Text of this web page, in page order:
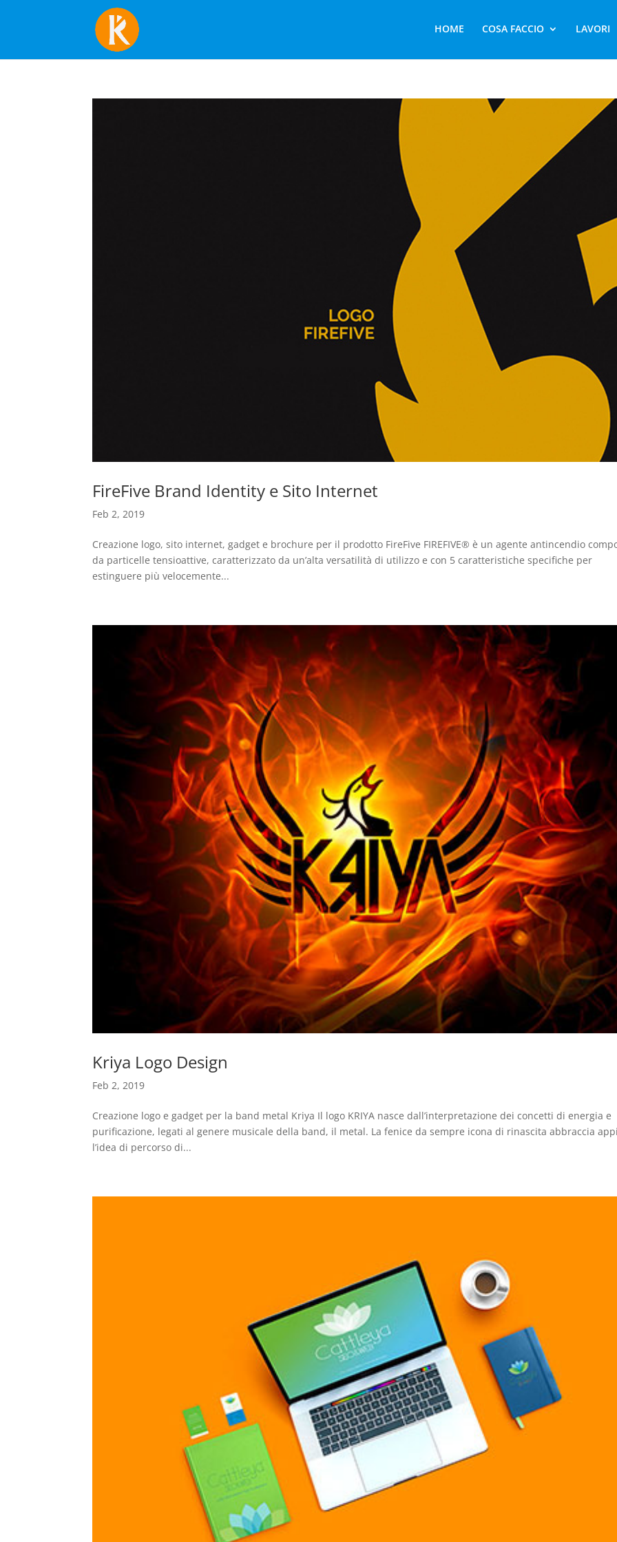
HOME COSA FACCIO LAVORI
FireFive Brand Identity e Sito Internet
Feb 2, 2019
Creazione logo, sito internet, gadget e brochure per il prodotto FireFive FIREFIVE® è un agente antincendio
da particelle tensioattive, caratterizzato da un’alta versatilità di utilizzo e con 5 caratteristiche specifiche per
estinguere più velocemente...
Kriya Logo Design
Feb 2, 2019
Creazione logo e gadget per la band metal Kriya Il logo KRIYA nasce dall’interpretazione dei concetti di energia e
purificazione, legati al genere musicale della band, il metal. La fenice da sempre icona di rinascita abbraccia
l’idea di percorso di...